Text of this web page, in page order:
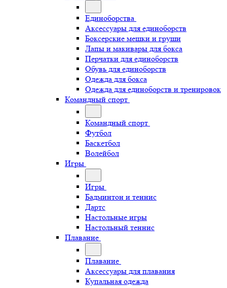
Единоборства
Аксессуары для единоборств
Боксерские мешки и груши
Лапы и макивары для бокса
Перчатки для единоборств
Обувь для единоборств
Одежда для бокса
Одежда для единоборств и тренировок
Командный спорт
Командный спорт
Футбол
Баскетбол
Волейбол
Игры
Игры
Бадминтон и теннис
Дартс
Настольные игры
Настольный теннис
Плавание
Плавание
Аксессуары для плавания
Купальная одежда